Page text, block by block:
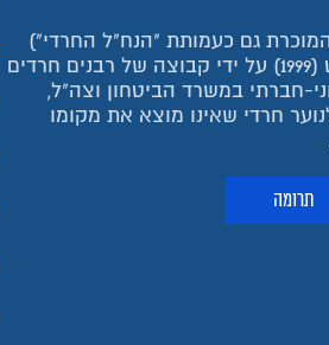
גם כעמותת "הנח"ל החרדי")
הוקמה בשנת התשנ"ט (1999) על ידי קבוצה של רבנים חרדים
חברתי במשרד הביטחון וצה"ל,
חרדי שאינו מוצא את מקומו
תרומה